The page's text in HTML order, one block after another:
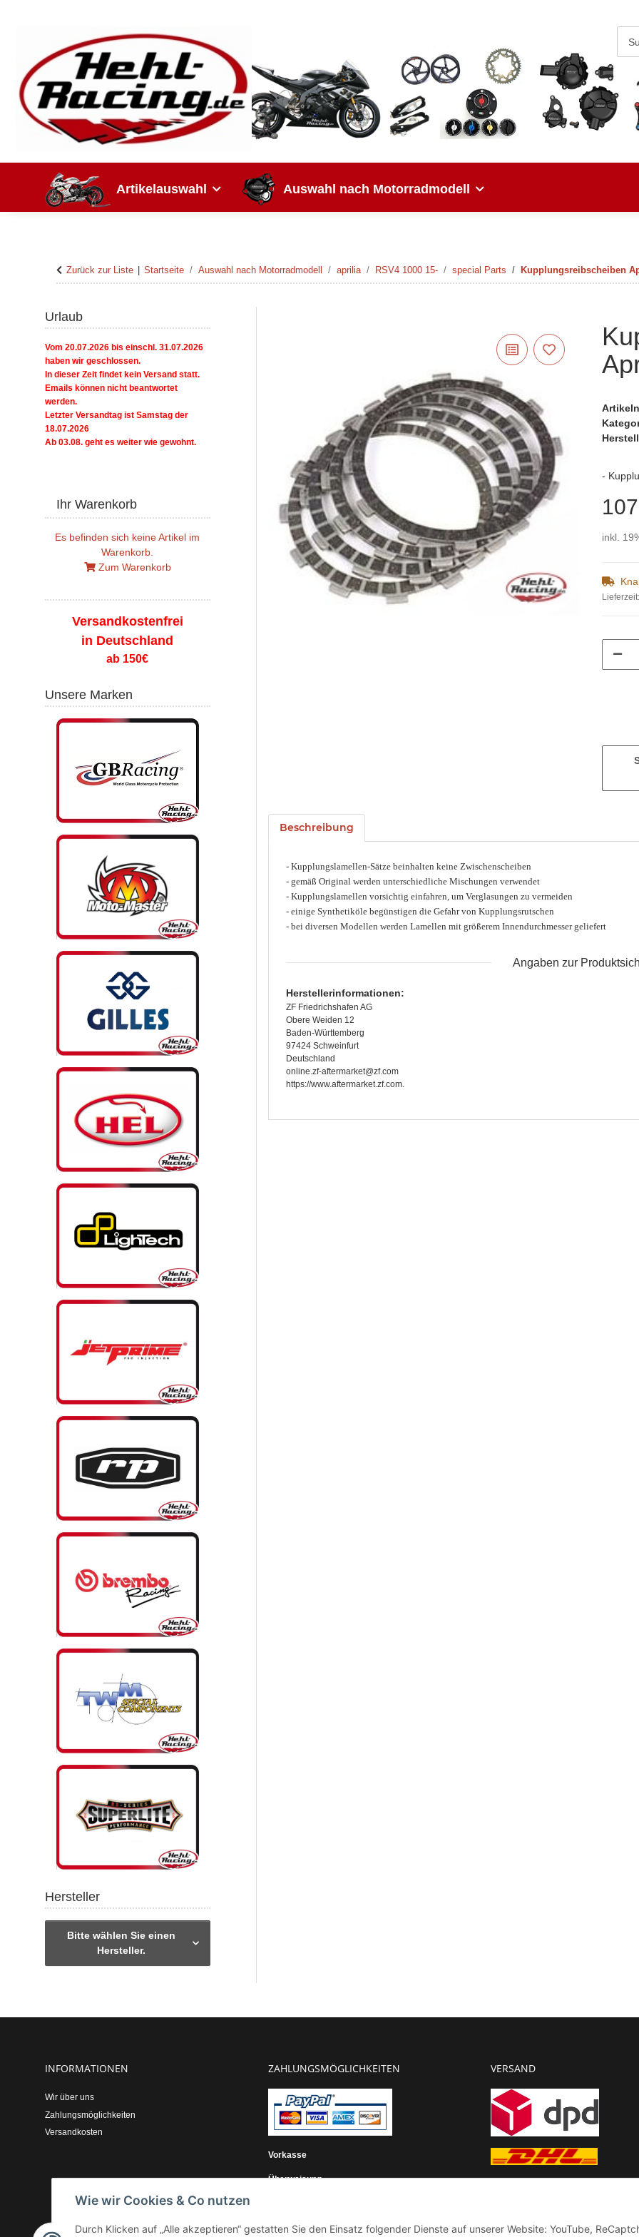
Wie wir Cookies & Co nutzen
Durch Klicken auf „Alle akzeptieren“ gestatten Sie den Einsatz folgender Dienste auf unserer Website: YouTube,
Artikelauswahl Auswahl nach Motorradmodell
Zurück zur Liste Startseite Auswahl nach Motorradmodell aprilia RSV4 1000 15- special Parts Kupplungsreibscheiben
-
inkl.
Beschreibung
- Kupplungslamellen-Sätze beinhalten keine Zwischenscheiben
- gemäß Original werden unterschiedliche Mischungen verwendet
- Kupplungslamellen vorsichtig einfahren, um Verglasungen zu vermeiden
- einige Synthetiköle begünstigen die Gefahr von Kupplungsrutschen
- bei diversen Modellen werden Lamellen mit größerem Innendurchmesser geliefert
Angaben zur
Herstellerinformationen:
ZF Friedrichshafen AG
Obere Weiden 12
Baden-Württemberg
97424 Schweinfurt
Deutschland
online.zf-aftermarket@zf.com
https://www.aftermarket.zf.com.
Urlaub
Vom 20.07.2026 bis einschl. 31.07.2026
haben wir geschlossen.
In dieser Zeit findet kein Versand statt.
Emails können nicht beantwortet
werden.
Letzter Versandtag ist Samstag der
18.07.2026
Ab 03.08. geht es weiter wie gewohnt.
Ihr Warenkorb
Es befinden sich keine Artikel im
Warenkorb.
Zum Warenkorb
Versandkostenfrei
in Deutschland
ab 150€
Unsere Marken
Hersteller
Bitte wählen Sie einen
Hersteller.
INFORMATIONEN
Wir über uns
Zahlungsmöglichkeiten
Versandkosten
ZAHLUNGSMÖGLICHKEITEN
Vorkasse
Überweisung
VERSAND